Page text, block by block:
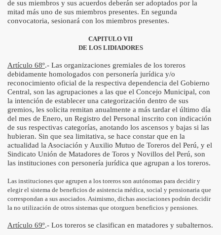
de sus miembros y sus acuerdos deberán ser adoptados por la
mitad más uno de sus miembros presentes. En segunda
convocatoria, sesionará con los miembros presentes.
CAPITULO VII
DE LOS LIDIADORES
Artículo 68º.- Las organizaciones gremiales de los toreros
debidamente homologados con personería jurídica y/o
reconocimiento oficial de la respectiva dependencia del Gobierno
Central, son las agrupaciones a las que el Concejo Municipal, con
la intención de establecer una categorización dentro de sus
gremios, les solicita remitan anualmente a más tardar el último día
del mes de Enero, un Registro del Personal inscrito con indicación
de sus respectivas categorías, anotando los ascensos y bajas si las
hubieran. Sin que sea limitativa, se hace constar que en la
actualidad la Asociación y Auxilio Mutuo de Toreros del Perú, y el
Sindicato Unión de Matadores de Toros y Novillos del Perú, son
las instituciones con personería jurídica que agrupan a los toreros.
Las instituciones que agrupen a los toreros son autónomas para decidir y
elegir el sistema de beneficios de asistencia médica, social y pensionaria que
correspondan a sus asociados. Asimismo, dichas asociaciones podrán decidir
la no utilización de otros sistemas que otorguen beneficios y pensiones.
Artículo 69º.- Los toreros se clasifican en matadores y subalternos.